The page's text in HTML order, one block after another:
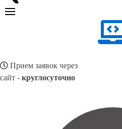
Прием заявок через
сайт - круглосуточно